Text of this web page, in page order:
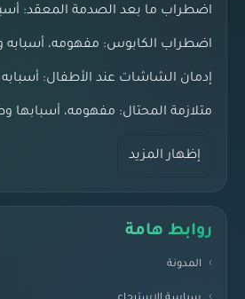
اضطراب ما بعد الصدمة المعقد:
اضطراب الكابوس: مفهومه، أسبابه
إدمان الشاشات عند الأطفال:
متلازمة المحتال: مفهومه، أسبابها
إظهار المزيد
روابط هامة
المدونة